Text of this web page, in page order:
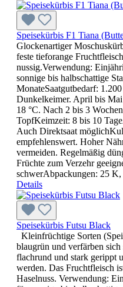
Speisekürbis F1 Tiana
Glockenartiger
feste tieforange
nussig.Verwendung:
sonnige bis halbschattige
MonateSaatgutbedarf:
Dunkelkeimer. April bis
18 °C. Nach 2 bis 3
TopfKeimzeit: 8 bis 10
Auch Direktsaat
empfehlenswert. Hoher
vermeiden. Regelmäßig
Früchte zum Verzehr
schwerAbpackungen: 25
Details
Speisekürbis Futsu Black
Kleinfrüchtige Sorten
blaugrün und verfärben
flachrund und stark gerippt
werden. Das Fruchtfleisch
Haselnuss. Verwendung: